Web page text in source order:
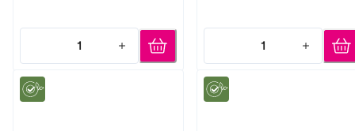
1
Quantity: 1
1
Quantity: 1